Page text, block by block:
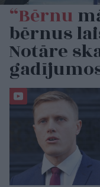
“Bērnu
bērnus
Notāre